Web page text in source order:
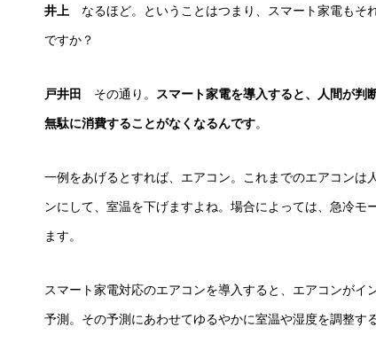
井上 なるほど。ということはつまり、スマート家電も
ですか？
戸井田 その通り。 スマート家電を導入すると、人間が判
無駄に消費することがなくなるんです。
一例をあげるとすれば、エアコン。これまでのエアコン
ンにして、室温を下げますよね。場合によっては、急冷
ます。
スマート家電対応のエアコンを導入すると、エアコンが
予測。その予測にあわせてゆるやかに室温や湿度を調整す